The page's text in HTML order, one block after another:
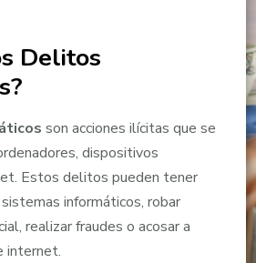
Delitos
son acciones ilícitas que se
dispositivos
Estos delitos pueden tener
informáticos, robar
realizar fraudes o acosar a
internet.